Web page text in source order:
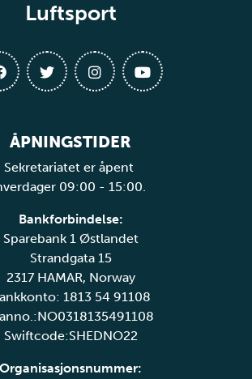
Luftsport
ÅPNINGSTIDER
Sekretariatet er åpent
09:00 - 15:00.
Bankforbindelse:
Sparebank 1 Østlandet
Strandgata 15
2317 HAMAR, Norway
1813 54 91108
Swiftcode:SHEDNO22
Organisasjonsnummer: